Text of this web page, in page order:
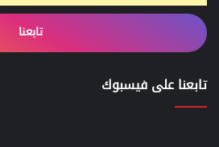
تابعنا
تابعنا على فيسبوك